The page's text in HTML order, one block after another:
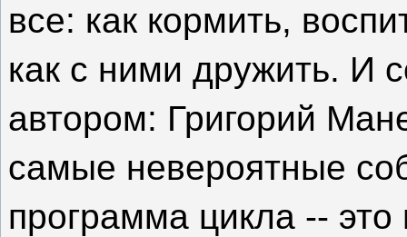
все: как кормить,
как с ними дружить. И
автором: Григорий
самые невероятные
программа цикла --